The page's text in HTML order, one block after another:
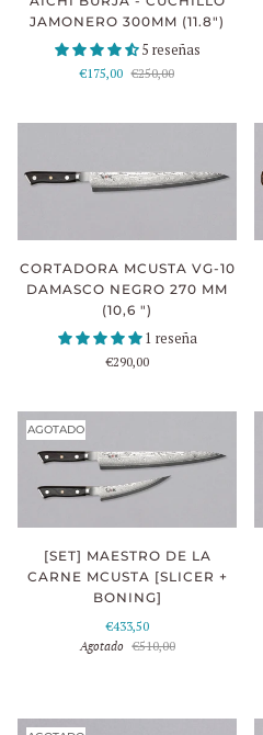
JAMONERO 300MM (11.8")
5 reseñas
€175,00 €250,00
CORTADORA MCUSTA VG-10
DAMASCO NEGRO 270 MM
(10,6 ")
1 reseña
€290,00
AGOTADO
[SET] MAESTRO DE LA
CARNE MCUSTA [SLICER +
BONING]
€433,50
Agotado €510,00